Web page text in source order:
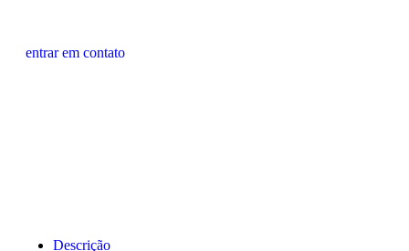
entrar em contato
Descrição